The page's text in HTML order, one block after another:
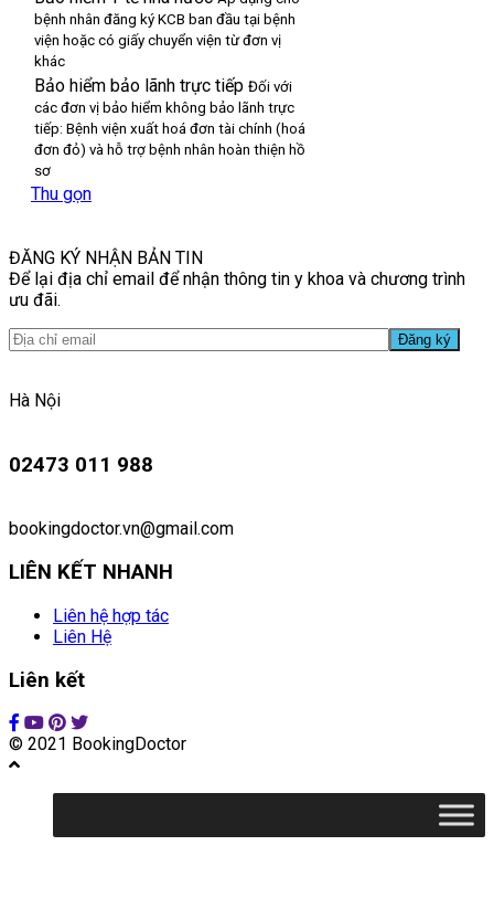
bệnh nhân đăng ký KCB ban đầu tại bệnh
viện hoặc có giấy chuyển viện từ đơn vị
khác
Bảo hiểm bảo lãnh trực tiếp Đối với
các đơn vị bảo hiểm không bảo lãnh trực
tiếp: Bệnh viện xuất hoá đơn tài chính (hoá
đơn đỏ) và hỗ trợ bệnh nhân hoàn thiện hồ
sơ
Thu gọn
ĐĂNG KÝ NHẬN BẢN TIN
Để lại địa chỉ email để nhận thông tin y khoa và chương trình
ưu đãi.
Hà Nội
02473 011 988
bookingdoctor.vn@gmail.com
LIÊN KẾT NHANH
Liên hệ hợp tác
Liên Hệ
Liên kết
© 2021 BookingDoctor